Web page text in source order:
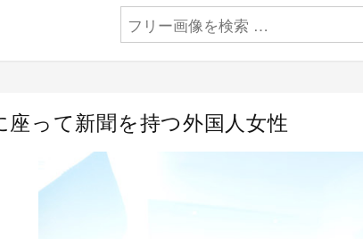
って新聞を持つ外国人女性